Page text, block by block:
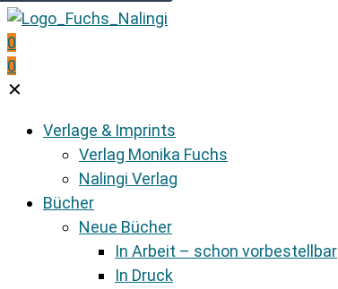
0
0
✕
Verlage & Imprints
Verlag Monika Fuchs
Nalingi Verlag
Bücher
Neue Bücher
In Arbeit – schon vorbestellbar
In Druck